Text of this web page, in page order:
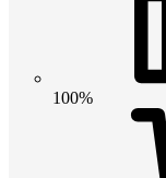
100%